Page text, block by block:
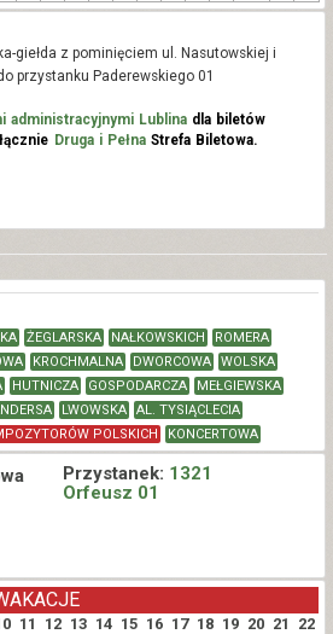
giełda z pominięciem ul. Nasutowskiej i
przystanku Paderewskiego 01
administracyjnymi Lublinadla biletów
Druga i PełnaStrefa Biletowa.
ŻEGLARSKA NAŁKOWSKICH
ROMERA
KROCHMALNA DWORCOWA
WOLSKA
HUTNICZA GOSPODARCZA
MEŁGIEWSKA
LWOWSKA
AL. TYSIĄCLECIA
POLSKICH
KONCERTOWA
Przystanek: 1321
Orfeusz 01
11 12 13 14 15 16 17 18 19 20 21 22